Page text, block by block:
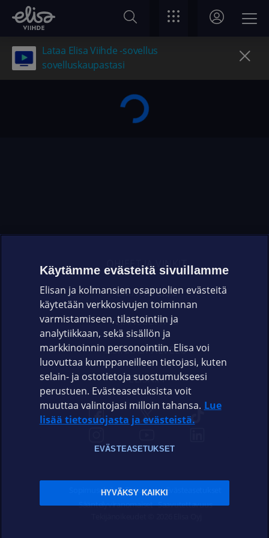
Lataa Elisa Viihde -sovellus
sovelluskaupastasi
OHJEET JA VINKIT
OMAYHTEISÖ
VIANSELVITYS
ASIAKASPALVELU
ELISA.FI
Sopimusehdot Tietosuoja Evästeasetukset
Sääntelyviranomaiset Saavutettavuus
Käytämme evästeitä sivuillamme
Elisan ja kolmansien osapuolien evästeitä
käytetään verkkosivujen toiminnan
varmistamiseen, tilastointiin ja
analytiikkaan, sekä sisällön ja
markkinoinnin personointiin. Elisa voi
luovuttaa kumppaneilleen tietojasi, kuten
selain- ja ostotietoja suostumukseesi
perustuen. Evästeasetuksista voit
muuttaa valintojasi milloin tahansa. Lue
lisää tietosuojasta ja evästeistä.
EVÄSTEASETUKSET
HYVÄKSY KAIKKI